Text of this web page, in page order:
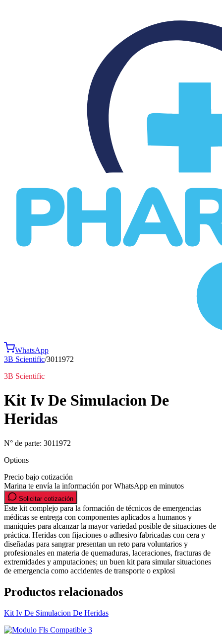
WhatsApp
3B Scientific/3011972
3B Scientific
Kit Iv De Simulacion De
Heridas
N° de parte: 3011972
Options
Precio bajo cotización
Marina te envía la información por WhatsApp en minutos
Solicitar cotización
Este kit complejo para la formación de técnicos de emergencias
médicas se entrega con componentes aplicados a humanos y
maniquíes para alcanzar la mayor variedad posible de situaciones de
práctica. Heridas con fijaciones o adhesivo fabricadas con cera y
diseñadas para sangrar presentan un reto para voluntarios y
profesionales en materia de quemaduras, laceraciones, fracturas de
extremidades y amputaciones; un buen kit para simular situaciones
de emergencia como accidentes de transporte o explosi
Productos relacionados
Kit Iv De Simulacion De Heridas